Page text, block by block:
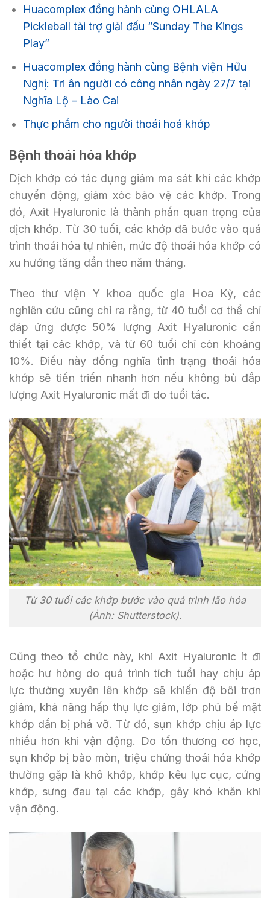
Huacomplex đồng hành cùng OHLALA
Pickleball tài trợ giải đấu “Sunday The Kings
Play”
Huacomplex đồng hành cùng Bệnh viện Hữu
Nghị: Tri ân người có công nhân ngày 27/7 tại
Nghĩa Lộ – Lào Cai
Thực phẩm cho người thoái hoá khớp
Bệnh thoái hóa khớp
Dịch khớp có tác dụng giảm ma sát khi các khớp
chuyển động, giảm xóc bảo vệ các khớp. Trong
đó, Axit Hyaluronic là thành phần quan trọng của
dịch khớp. Từ 30 tuổi, các khớp đã bước vào quá
trình thoái hóa tự nhiên, mức độ thoái hóa khớp có
xu hướng tăng dần theo năm tháng.
Theo thư viện Y khoa quốc gia Hoa Kỳ, các
nghiên cứu cũng chỉ ra rằng, từ 40 tuổi cơ thể chỉ
đáp ứng được 50% lượng Axit Hyaluronic cần
thiết tại các khớp, và từ 60 tuổi chỉ còn khoảng
10%. Điều này đồng nghĩa tình trạng thoái hóa
khớp sẽ tiến triển nhanh hơn nếu không bù đắp
lượng Axit Hyaluronic mất đi do tuổi tác.
Từ 30 tuổi các khớp bước vào quá trình lão hóa
(Ảnh: Shutterstock).
Cũng theo tổ chức này, khi Axit Hyaluronic ít đi
hoặc hư hỏng do quá trình tích tuổi hay chịu áp
lực thường xuyên lên khớp sẽ khiến độ bôi trơn
giảm, khả năng hấp thụ lực giảm, lớp phủ bề mặt
khớp dần bị phá vỡ. Từ đó, sụn khớp chịu áp lực
nhiều hơn khi vận động. Do tổn thương cơ học,
sụn khớp bị bào mòn, triệu chứng thoái hóa khớp
thường gặp là khô khớp, khớp kêu lục cục, cứng
khớp, sưng đau tại các khớp, gây khó khăn khi
vận động.